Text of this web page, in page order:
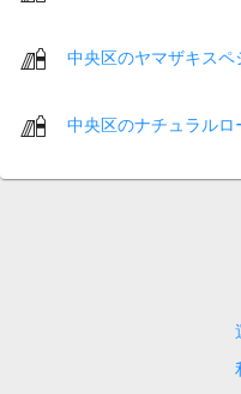
中央区のヤマザキス
中央区のナチュラルロ